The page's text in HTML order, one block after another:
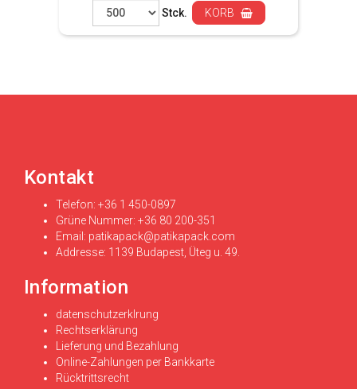
Stck.
KORB
Kontakt
Telefon: +36 1 450-0897
Grüne Nummer: +36 80 200-351
Email: patikapack@patikapack.com
Addresse: 1139 Budapest, Üteg u. 49.
Information
datenschutzerklrung
Rechtserklärung
Lieferung und Bezahlung
Online-Zahlungen per Bankkarte
Rücktrittsrecht